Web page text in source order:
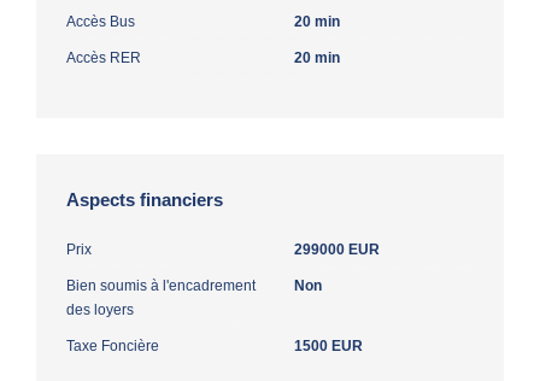
Accès Bus 20 min
Accès RER 20 min
Aspects financiers
Prix 299000 EUR
Bien soumis à l'encadrement
des loyers
Non
Taxe Foncière 1500 EUR